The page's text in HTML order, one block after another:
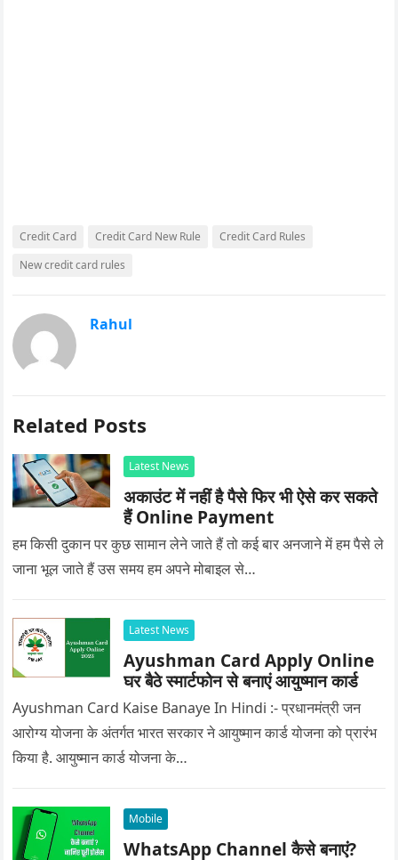
Credit Card Credit Card New Rule
Credit Card Rules
New credit card rules
Rahul
Related Posts
Latest News
अकाउंट में नहीं है पैसे फिर भी ऐसे कर सकते
हैं Online Payment
हम किसी दुकान पर कुछ सामान लेने जाते हैं तो कई बार अनजाने में हम पैसे ले
जाना भूल जाते हैं उस समय हम अपने मोबाइल से…
Latest News
Ayushman Card Apply Online
घर बैठे स्मार्टफोन से बनाएं आयुष्मान कार्ड
Ayushman Card Kaise Banaye In Hindi :- प्रधानमंत्री जन
आरोग्य योजना के अंतर्गत भारत सरकार ने आयुष्मान कार्ड योजना को प्रारंभ
किया है. आयुष्मान कार्ड योजना के…
Mobile
WhatsApp Channel कैसे बनाएं?